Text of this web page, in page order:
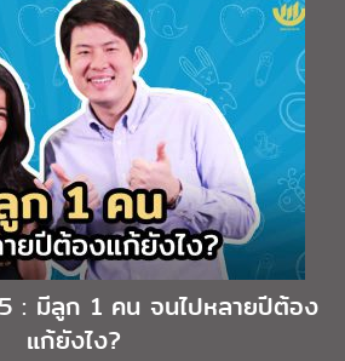
: มีลูก 1 คน จนไปหลายปีต้อง
แก้ยังไง?